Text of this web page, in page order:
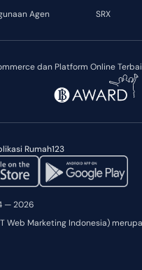
dan Platform Online
Rumah123
Agen SRX
— 2026
Web Marketing Indonesia)